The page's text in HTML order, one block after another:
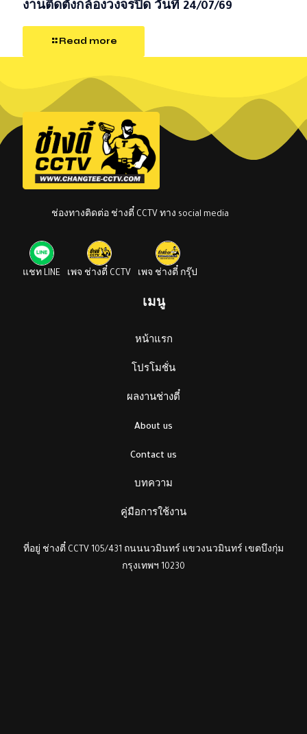
งานติดตั้งกล้องวงจรปิด วันที่ 24/07/69
Read more
ช่องทางติดต่อ ช่างตี๋ CCTV ทาง social media
แชท LINE เพจ ช่างตี๋ CCTV เพจ ช่างตี๋ กรุ๊ป
เมนู
หน้าแรก
โปรโมชั่น
ผลงานช่างตี๋
About us
Contact us
บทความ
คู่มือการใช้งาน
ที่อยู่ ช่างตี๋ CCTV 105/431 ถนนนวมินทร์ แขวงนวมินทร์ เขตบึงกุ่ม
กรุงเทพฯ 10230